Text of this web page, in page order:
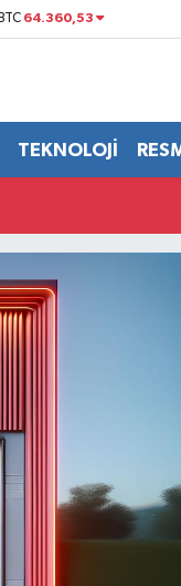
BTC 64.360,53
TEKNOLOJİ